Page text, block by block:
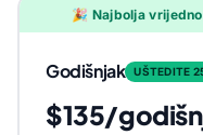
🎉 Najbolja
Godišnjak UŠTEDITE
$135/